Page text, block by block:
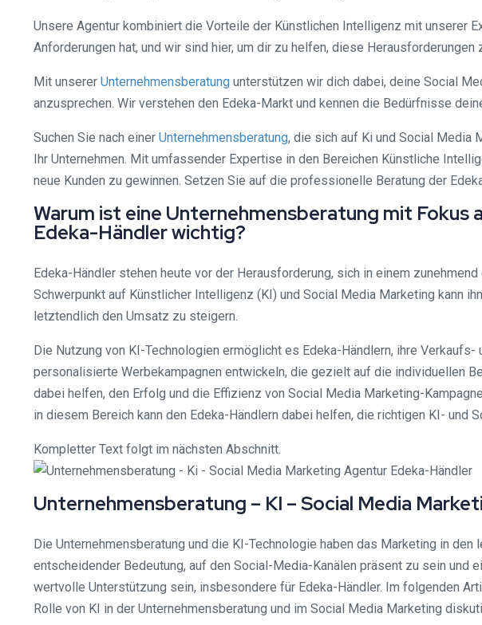
Unsere Agentur kombiniert die Vorteile der Künstlichen Intelligenz mit unserer
Anforderungen hat, und wir sind hier, um dir zu helfen, diese Herausforderungen
Mit unserer Unternehmensberatung unterstützen wir dich dabei, deine Social
anzusprechen. Wir verstehen den Edeka-Markt und kennen die Bedürfnisse
Suchen Sie nach einer Unternehmensberatung, die sich auf Ki und Social Media
Ihr Unternehmen. Mit umfassender Expertise in den Bereichen Künstliche
neue Kunden zu gewinnen. Setzen Sie auf die professionelle Beratung der
Warum ist eine Unternehmensberatung mit
Edeka-Händler wichtig?
Edeka-Händler stehen heute vor der Herausforderung, sich in einem
Schwerpunkt auf Künstlicher Intelligenz (KI) und Social Media Marketing kann
letztendlich den Umsatz zu steigern.
Die Nutzung von KI-Technologien ermöglicht es Edeka-Händlern, ihre
personalisierte Werbekampagnen entwickeln, die gezielt auf die individuellen
dabei helfen, den Erfolg und die Effizienz von Social Media Marketing-
in diesem Bereich kann den Edeka-Händlern dabei helfen, die richtigen KI-
Kompletter Text folgt im nächsten Abschnitt.
Unternehmensberatung – KI – Social Media
Die Unternehmensberatung und die KI-Technologie haben das Marketing in
entscheidender Bedeutung, auf den Social-Media-Kanälen präsent zu sein
wertvolle Unterstützung sein, insbesondere für Edeka-Händler. Im folgenden
Rolle von KI in der Unternehmensberatung und im Social Media Marketing